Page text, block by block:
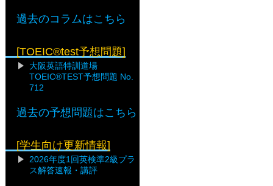
過去のコラムはこちら
[TOEIC®test予想問題]
大阪英語特訓道場
TOEIC®TEST予想問題 No.
712
過去の予想問題はこちら
[学生向け更新情報]
2026年度1回英検準2級プラ
ス解答速報・講評